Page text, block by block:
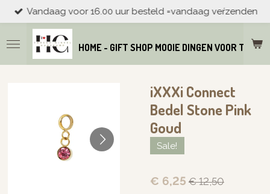
Ga
direct
naar
de
hoofdinhoud
HOME - GIFT SHOP MOOIE DINGEN VOOR THUIS
Vandaag voor 16.00 uur besteld =vandaag veŕzenden
iXXXi Connect
Bedel Stone Pink
Goud
Sale!
€ 6,25 € 12,50